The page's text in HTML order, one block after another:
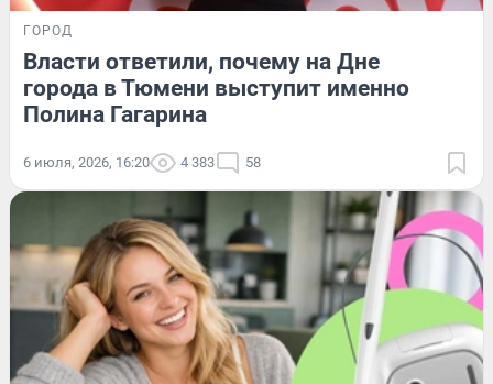
ГОРОД
Власти ответили, почему на Дне
города в Тюмени выступит именно
Полина Гагарина
6 июля, 2026, 16:20 4 383 58